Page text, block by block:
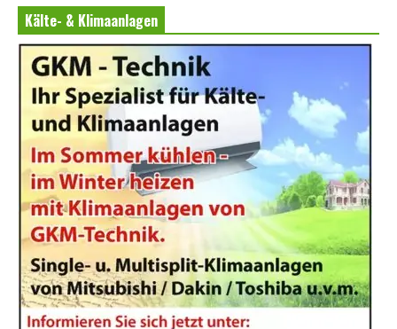
Kälte- & Klimaanlagen